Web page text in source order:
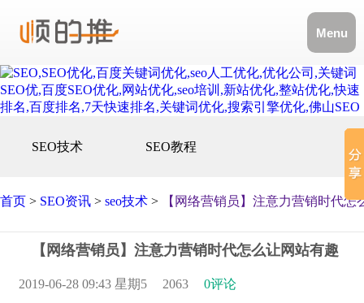
Menu
SEO技术 SEO教程
首页 > SEO资讯 > seo技术 > 【网络营销员】注意力营销时代怎
【网络营销员】注意力营销时代怎么让网站有趣
2019-06-28 09:43 星期5 2063 0评论